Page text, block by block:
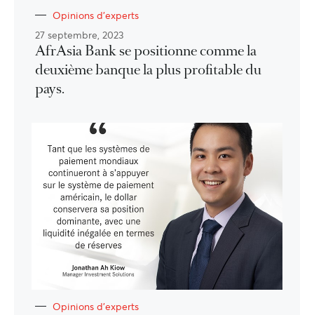
Opinions d'experts
27 septembre, 2023
AfrAsia Bank se positionne comme la
deuxième banque la plus profitable du
pays.
Opinions d'experts